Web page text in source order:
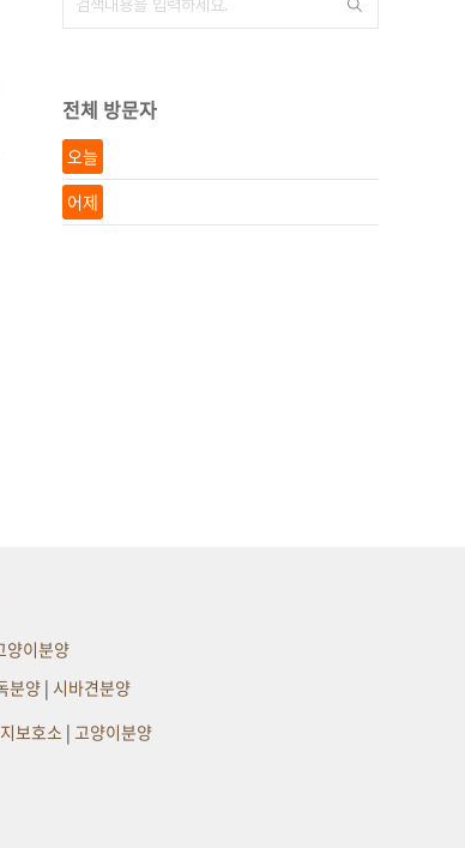
전체 방문자
오늘
어제
양이분양
분양| 시바견분양
보호소| 고양이분양